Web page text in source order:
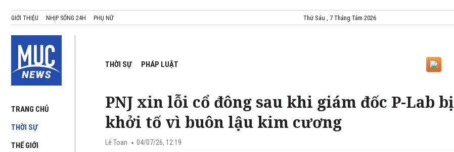
GIỚI THIỆU NHỊP SỐNG 24H PHỤ NỮ Thứ Sáu , 7 Tháng Tám 2026
TRANG CHỦ
THỜI SỰ
THẾ GIỚI
THỜI SỰ PHÁP LUẬT
PNJ xin lỗi cổ đông sau khi giám đốc P-Lab bị
khởi tố vì buôn lậu kim cương
Lê Toan 04/07/26, 12:19